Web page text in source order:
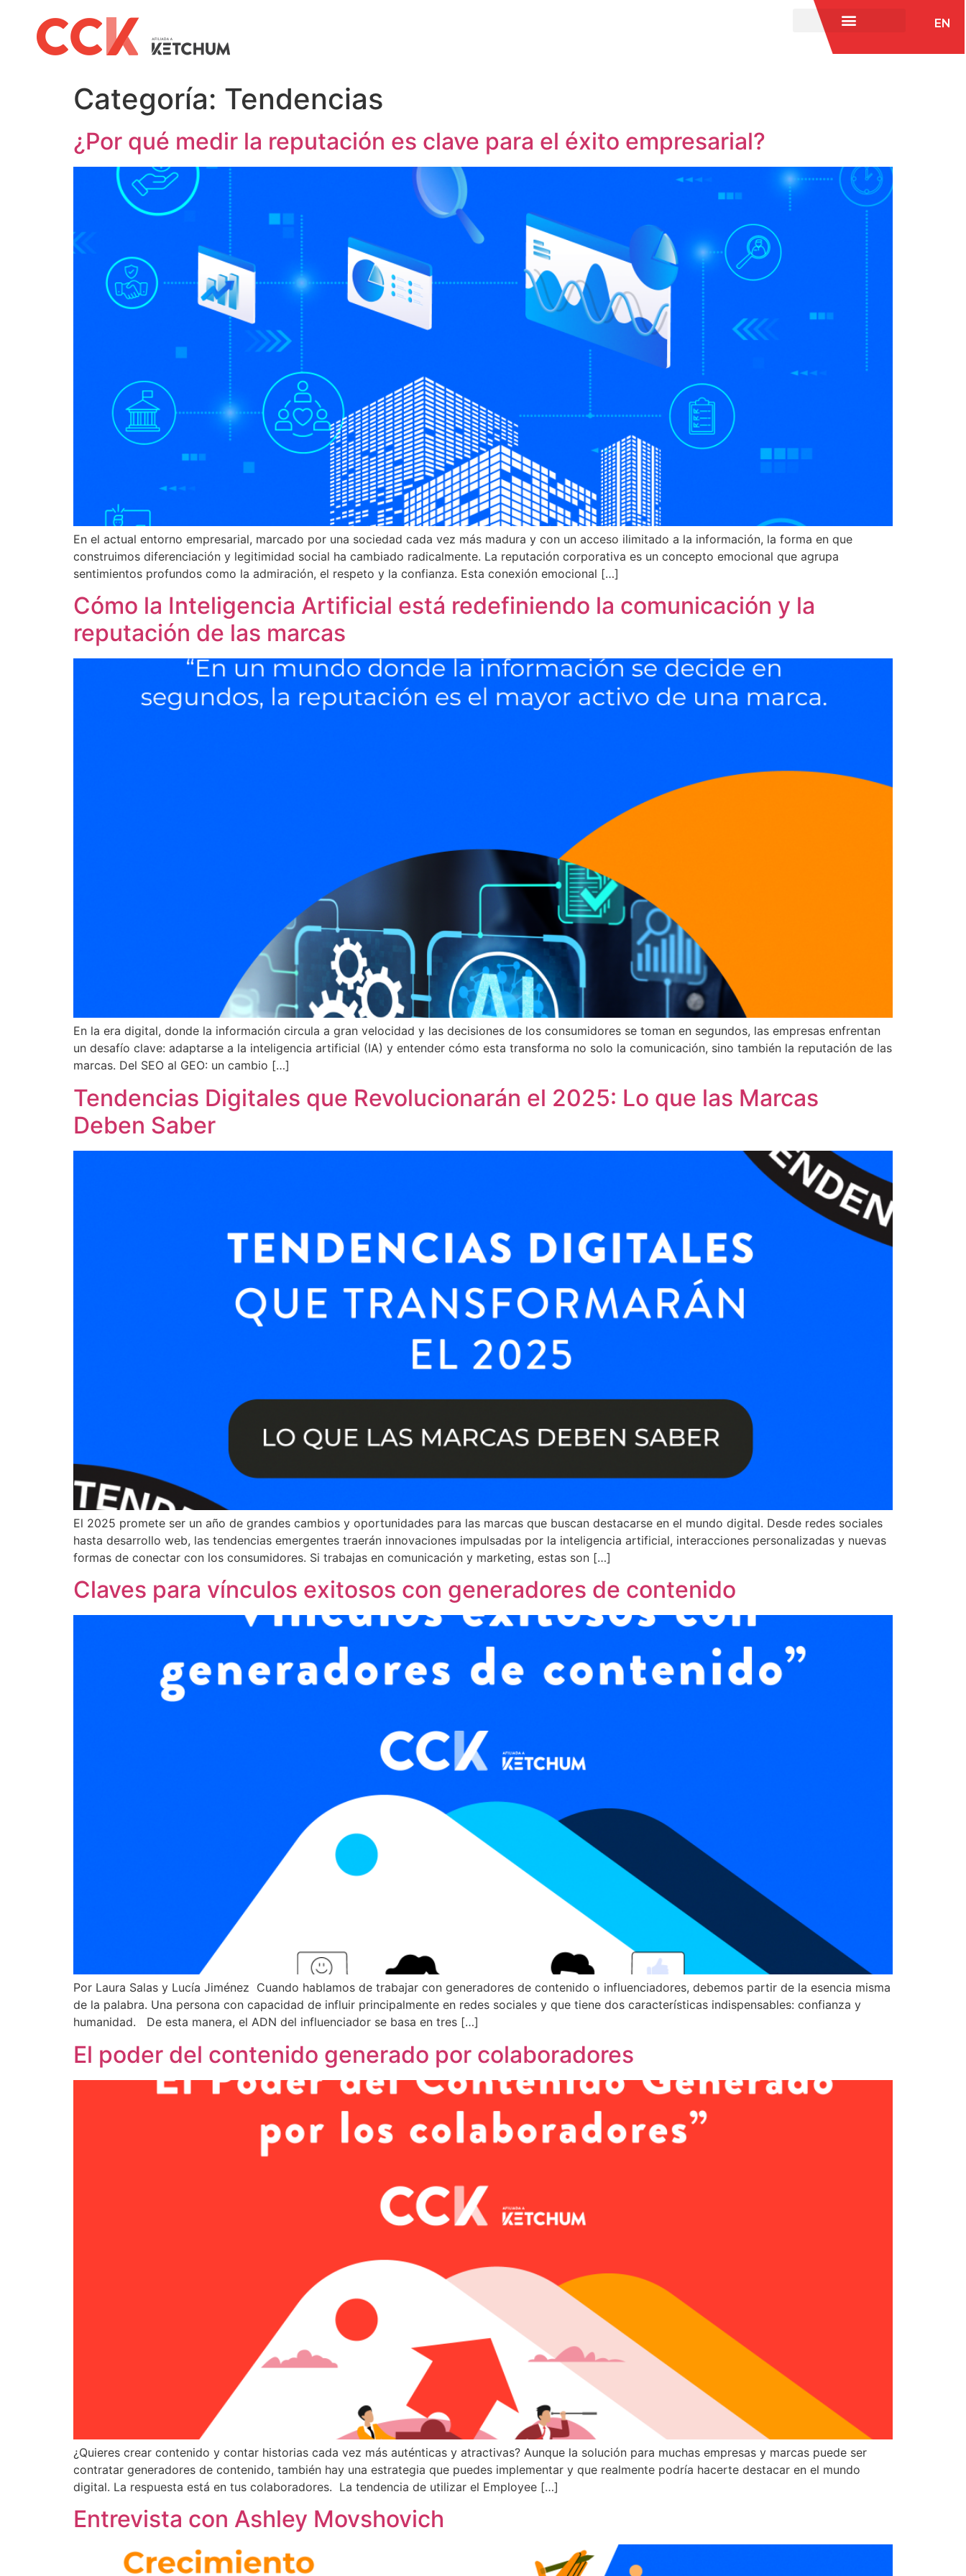
EN
Categoría: Tendencias
¿Por qué medir la reputación es clave para el éxito empresarial?
En el actual entorno empresarial, marcado por una sociedad cada vez más madura y con un acceso ilimitado a la información, la forma en que
construimos diferenciación y legitimidad social ha cambiado radicalmente. La reputación corporativa es un concepto emocional que agrupa
sentimientos profundos como la admiración, el respeto y la confianza. Esta conexión emocional […]
Cómo la Inteligencia Artificial está redefiniendo la comunicación y la
reputación de las marcas
En la era digital, donde la información circula a gran velocidad y las decisiones de los consumidores se toman en segundos, las empresas enfrentan
un desafío clave: adaptarse a la inteligencia artificial (IA) y entender cómo esta transforma no solo la comunicación, sino también la reputación de las
marcas. Del SEO al GEO: un cambio […]
Tendencias Digitales que Revolucionarán el 2025: Lo que las Marcas
Deben Saber
El 2025 promete ser un año de grandes cambios y oportunidades para las marcas que buscan destacarse en el mundo digital. Desde redes sociales
hasta desarrollo web, las tendencias emergentes traerán innovaciones impulsadas por la inteligencia artificial, interacciones personalizadas y nuevas
formas de conectar con los consumidores. Si trabajas en comunicación y marketing, estas son […]
Claves para vínculos exitosos con generadores de contenido
Por Laura Salas y Lucía Jiménez Cuando hablamos de trabajar con generadores de contenido o influenciadores, debemos partir de la esencia misma
de la palabra. Una persona con capacidad de influir principalmente en redes sociales y que tiene dos características indispensables: confianza y
humanidad. De esta manera, el ADN del influenciador se basa en tres […]
El poder del contenido generado por colaboradores
¿Quieres crear contenido y contar historias cada vez más auténticas y atractivas? Aunque la solución para muchas empresas y marcas puede ser
contratar generadores de contenido, también hay una estrategia que puedes implementar y que realmente podría hacerte destacar en el mundo
digital. La respuesta está en tus colaboradores. La tendencia de utilizar el Employee […]
Entrevista con Ashley Movshovich